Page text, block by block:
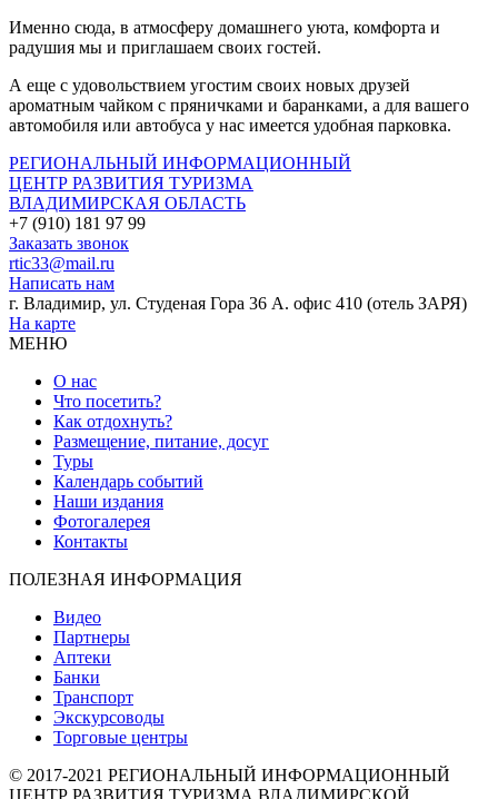
Именно сюда, в атмосферу домашнего уюта, комфорта и
радушия мы и приглашаем своих гостей.
А еще с удовольствием угостим своих новых друзей
ароматным чайком с пряничками и баранками, а для вашего
автомобиля или автобуса у нас имеется удобная парковка.
РЕГИОНАЛЬНЫЙ ИНФОРМАЦИОННЫЙ
ЦЕНТР РАЗВИТИЯ ТУРИЗМА
ВЛАДИМИРСКАЯ ОБЛАСТЬ
+7 (910) 181 97 99
Заказать звонок
rtic33@mail.ru
Написать нам
г. Владимир, ул. Студеная Гора 36 А. офис 410 (отель ЗАРЯ)
На карте
МЕНЮ
О нас
Что посетить?
Как отдохнуть?
Размещение, питание, досуг
Туры
Календарь событий
Наши издания
Фотогалерея
Контакты
ПОЛЕЗНАЯ ИНФОРМАЦИЯ
Видео
Партнеры
Аптеки
Банки
Транспорт
Экскурсоводы
Торговые центры
© 2017-2021 РЕГИОНАЛЬНЫЙ ИНФОРМАЦИОННЫЙ
ЦЕНТР РАЗВИТИЯ ТУРИЗМА ВЛАДИМИРСКОЙ